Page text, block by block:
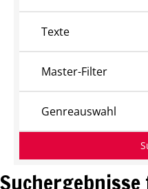
Texte
Master-Filter
Genreauswahl